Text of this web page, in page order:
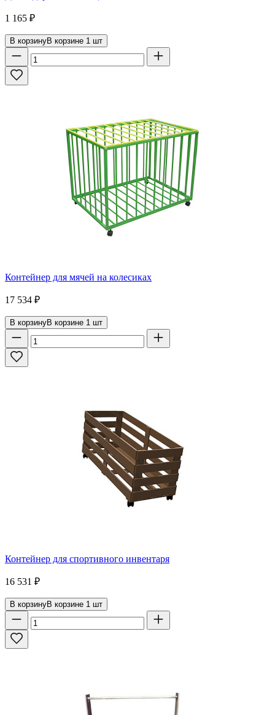
1 165 ₽
В корзинуВ корзине 1 шт
Контейнер для мячей на колесиках
17 534 ₽
В корзинуВ корзине 1 шт
Контейнер для спортивного инвентаря
16 531 ₽
В корзинуВ корзине 1 шт